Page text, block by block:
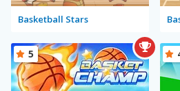
Basketball Stars
5